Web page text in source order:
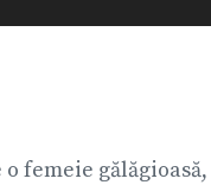
femeie